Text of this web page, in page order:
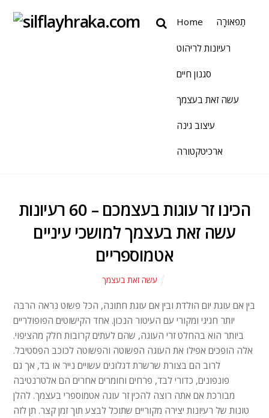
Home תַפאוּרָה
רעיונות לריהוט
סגנון חיים
עשה זאת בעצמך
עיצוב גינה
ארכיטקטורה
הכינו זר עוגות בעצמכם – 60 רעיונות
עשה זאת בעצמך למושכי עיניים
אטמוספריים
עשה זאת בעצמך
בין אם עוגת יום הולדת ובין אם עוגת חתונה, הכל פשוט נראה הרבה
יותר חגיגי ומקורי עם העיטור הנכון. אחד הקישוטים הפופולריים
ביותר הוא בהחלט זרי העוגה, שהם לעתים קרובות חלק מהציפוי.
אלה הופכים אפילו את העוגה הפשוטה והפשוטה לכוכב הפסטיבל.
לרוב הם בצורת שרשרת דגלונים עשויים נייר או בד, אך גם
פונפונים, כדורי לבד, פרחים וחומרים אחרים הם אלטרנטיבה
מבורכת אם אתה רוצה להכין זר עוגה אטמוספרי בעצמך. להלן
טונות של רעיונות יצירה מקוריים שתוכל לבצע תוך זמן קצר. תן לזה